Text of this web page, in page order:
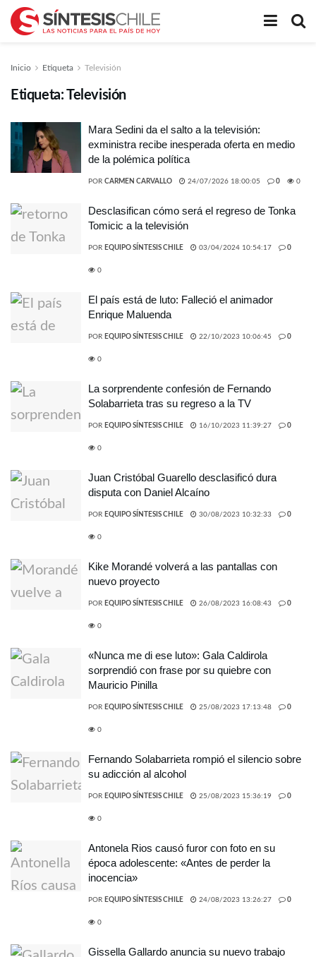
Inicio Etiqueta Televisión
Etiqueta: Televisión
Mara Sedini da el salto a la televisión:
exministra recibe inesperada oferta en medio
de la polémica política
POR CARMEN CARVALLO 24/07/2026 18:00:05 0 0
Desclasifican cómo será el regreso de Tonka
Tomicic a la televisión
POR EQUIPO SÍNTESIS CHILE 03/04/2024 10:54:17 0
0
El país está de luto: Falleció el animador
Enrique Maluenda
POR EQUIPO SÍNTESIS CHILE 22/10/2023 10:06:45 0
0
La sorprendente confesión de Fernando
Solabarrieta tras su regreso a la TV
POR EQUIPO SÍNTESIS CHILE 16/10/2023 11:39:27 0
0
Juan Cristóbal Guarello desclasificó dura
disputa con Daniel Alcaíno
POR EQUIPO SÍNTESIS CHILE 30/08/2023 10:32:33 0
0
Kike Morandé volverá a las pantallas con
nuevo proyecto
POR EQUIPO SÍNTESIS CHILE 26/08/2023 16:08:43 0
0
«Nunca me di ese luto»: Gala Caldirola
sorprendió con frase por su quiebre con
Mauricio Pinilla
POR EQUIPO SÍNTESIS CHILE 25/08/2023 17:13:48 0
0
Fernando Solabarrieta rompió el silencio sobre
su adicción al alcohol
POR EQUIPO SÍNTESIS CHILE 25/08/2023 15:36:19 0
0
Antonela Rios causó furor con foto en su
época adolescente: «Antes de perder la
inocencia»
POR EQUIPO SÍNTESIS CHILE 24/08/2023 13:26:27 0
0
Gissella Gallardo anuncia su nuevo trabajo